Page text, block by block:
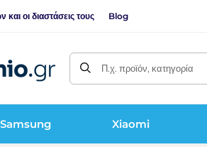
και οι διαστάσεις τους Blog
Π.χ. προϊόν, κατηγορία
Samsung Xiaomi